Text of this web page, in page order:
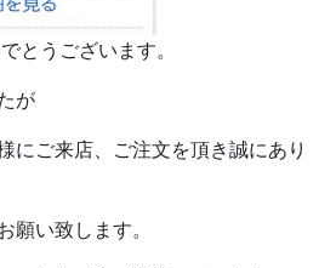
とうございます。
が
にご来店、ご注文を頂き誠にあり
願い致します。